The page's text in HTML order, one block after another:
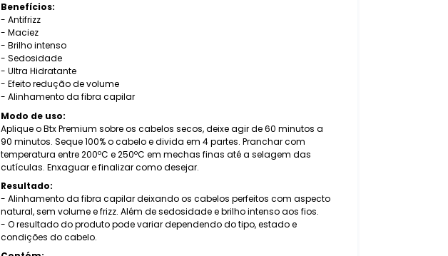
Benefícios:
- Antifrizz
- Maciez
- Brilho intenso
- Sedosidade
- Ultra Hidratante
- Efeito redução de volume
- Alinhamento da fibra capilar
Modo de uso:
Aplique o Btx Premium sobre os cabelos secos, deixe agir de 60 minutos a
90 minutos. Seque 100% o cabelo e divida em 4 partes. Pranchar com
temperatura entre 200ºC e 250ºC em mechas finas até a selagem das
cutículas. Enxaguar e finalizar como desejar.
Resultado:
- Alinhamento da fibra capilar deixando os cabelos perfeitos com aspecto
natural, sem volume e frizz. Além de sedosidade e brilho intenso aos fios.
- O resultado do produto pode variar dependendo do tipo, estado e
condições do cabelo.